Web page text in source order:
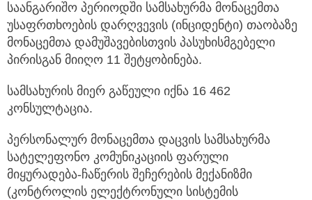
საანგარიშო პერიოდში სამსახურმა მონაცემთა
უსაფრთხოების დარღვევის (ინციდენტი) თაობაზე
მონაცემთა დამუშავებისთვის პასუხისმგებელი
პირისგან მიიღო 11 შეტყობინება.
სამსახურის მიერ გაწეული იქნა 16 462
კონსულტაცია.
პერსონალურ მონაცემთა დაცვის სამსახურმა
სატელეფონო კომუნიკაციის ფარული
მიყურადება-ჩაწერის შეჩერების მექანიზმი
(კონტროლის ელექტრონული სისტემის